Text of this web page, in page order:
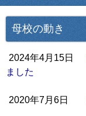
母校の動き
2024年4月15日
ました
2020年7月6日